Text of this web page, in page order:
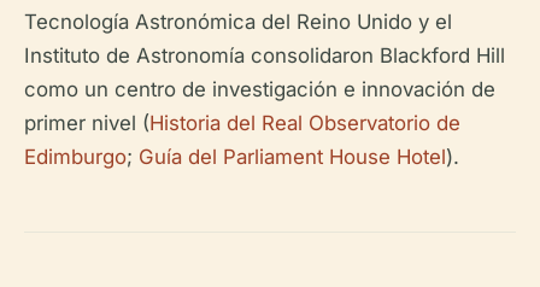
Tecnología Astronómica del Reino Unido y el
Instituto de Astronomía consolidaron Blackford Hill
como un centro de investigación e innovación de
primer nivel (Historia del Real Observatorio de
Edimburgo; Guía del Parliament House Hotel).